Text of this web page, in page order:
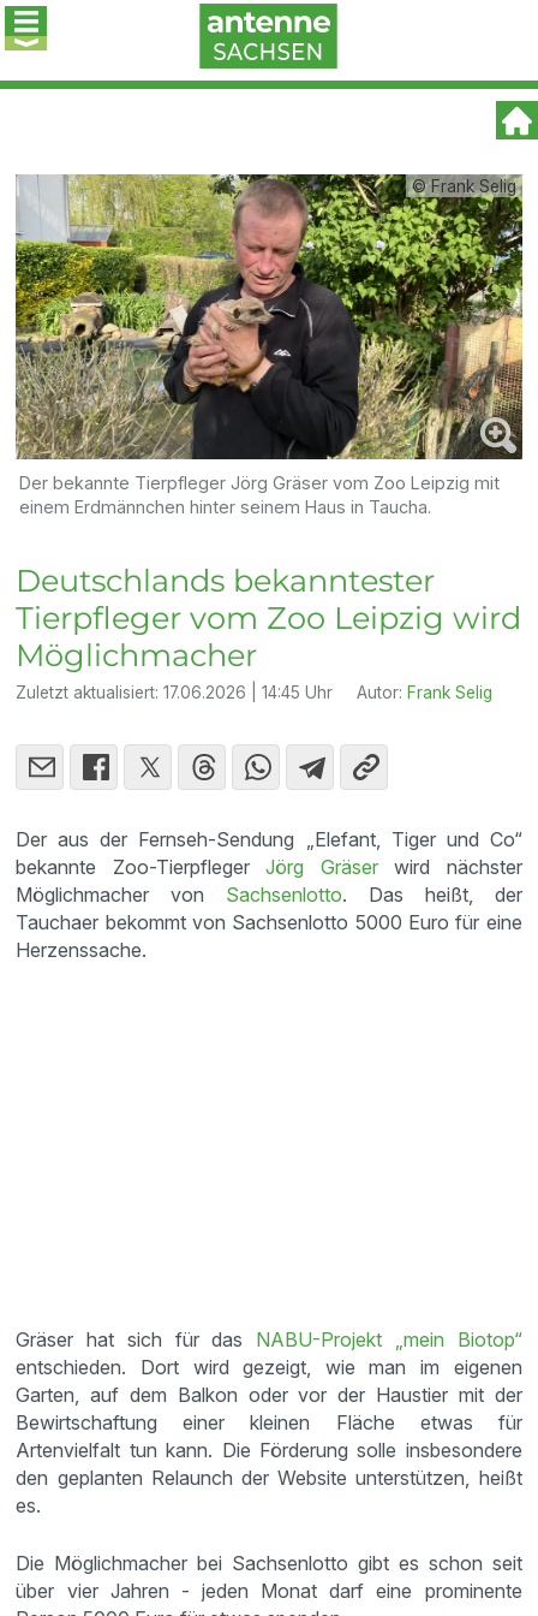
© Frank Selig
Der bekannte Tierpfleger Jörg Gräser vom Zoo Leipzig mit
einem Erdmännchen hinter seinem Haus in Taucha.
Deutschlands bekanntester
Tierpfleger vom Zoo Leipzig wird
Möglichmacher
Zuletzt aktualisiert:17.06.2026 | 14:45 Uhr Autor: Frank Selig
Der aus der Fernseh-Sendung „Elefant, Tiger und Co“
bekannte Zoo-TierpflegerJörg Gräserwird nächster
Möglichmacher von Sachsenlotto. Das heißt, der
Tauchaer bekommt von Sachsenlotto 5000 Euro für eine
Herzenssache.
Gräser hat sich für das NABU-Projekt „mein Biotop“
entschieden. Dort wird gezeigt, wie man im eigenen
Garten, auf dem Balkon oder vor der Haustier mit der
Bewirtschaftung einer kleinen Fläche etwas für
Artenvielfalt tun kann. Die Förderung solle insbesondere
den geplanten Relaunch der Website unterstützen, heißt
es.
Die Möglichmacher bei Sachsenlotto gibt es schon seit
über vier Jahren - jeden Monat darf eine prominente